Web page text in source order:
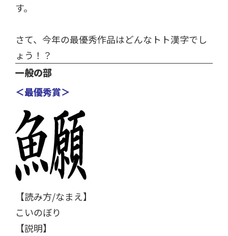
す。
さて、今年の最優秀作品はどんなトト漢字でし
ょう！？
一般の部
＜最優秀賞＞
【読み方/なまえ】
こいのぼり
【説明】